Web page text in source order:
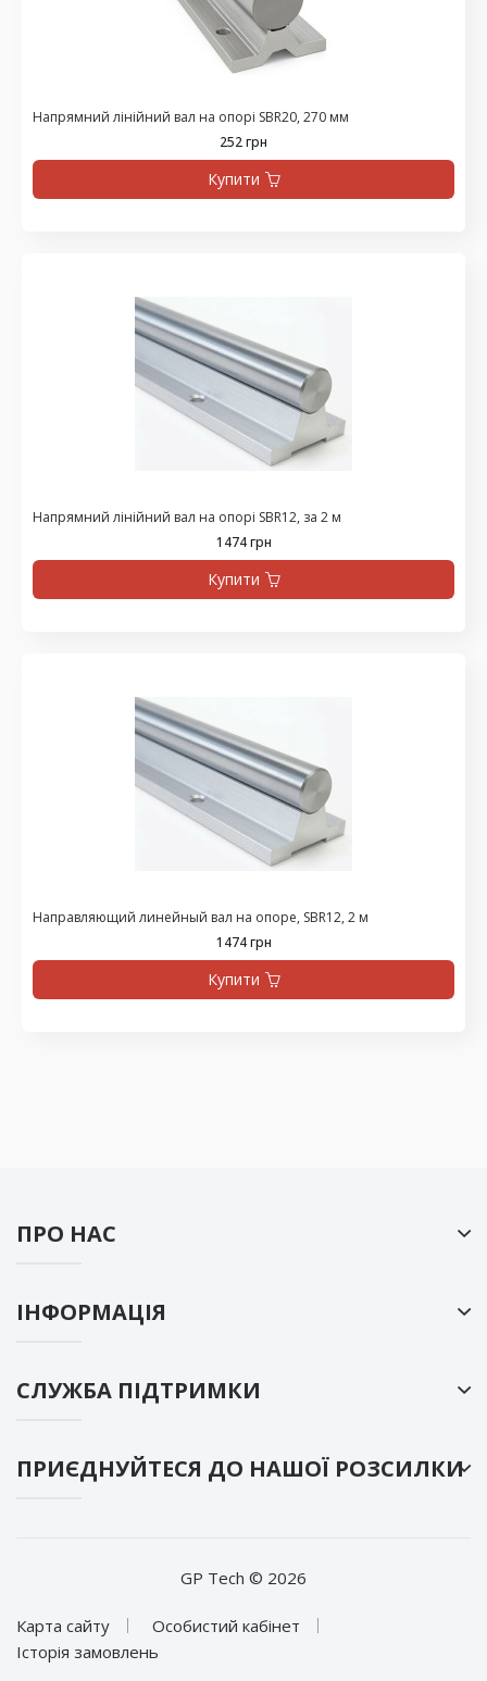
Напрямний лінійний вал на опорі SBR20, 270 мм
252 грн
Купити
Напрямний лінійний вал на опорі SBR12, за 2 м
1474 грн
Купити
Направляющий линейный вал на опоре, SBR12, 2 м
1474 грн
Купити
ПРО НАС
ІНФОРМАЦІЯ
СЛУЖБА ПІДТРИМКИ
ПРИЄДНУЙТЕСЯ ДО НАШОЇ РОЗСИЛКИ
GP Tech © 2026
Карта сайту
Особистий кабінет
Історія замовлень